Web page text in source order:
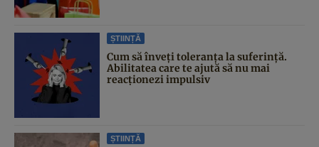
ȘTIINȚĂ
Cum să înveți toleranța la suferință.
Abilitatea care te ajută să nu mai
reacționezi impulsiv
ȘTIINȚĂ